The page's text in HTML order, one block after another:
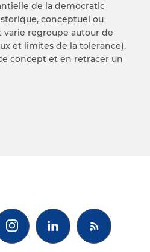
de la democratic
conceptuel ou
regroupe autour de
et limites de la tolerance),
concept et en retracer un
